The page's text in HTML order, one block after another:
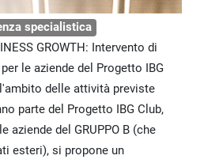
specialistica
GROWTH: Intervento di
le aziende del Progetto IBG
delle attività previste
parte del Progetto IBG Club,
aziende del GRUPPO B (che
esteri), si propone un